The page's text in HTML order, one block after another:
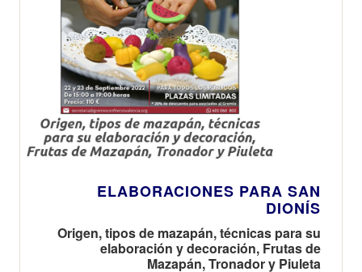
ELABORACIONES PARA SAN
DIONÍS
Origen, tipos de mazapán, técnicas para su
elaboración y decoración, Frutas de
Mazapán, Tronador y Piuleta